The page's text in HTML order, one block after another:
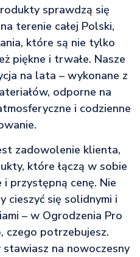
sprawdzą się
terenie całej Polski,
które są nie tylko
piękne i trwałe. Nasze
na lata – wykonane z
odporne na
i codzienne
zadowolenie klienta,
które łączą w sobie
i przystępną cenę. Nie
cieszyć się solidnymi i
– w Ogrodzenia Pro
czego potrzebujesz.
na nowoczesny